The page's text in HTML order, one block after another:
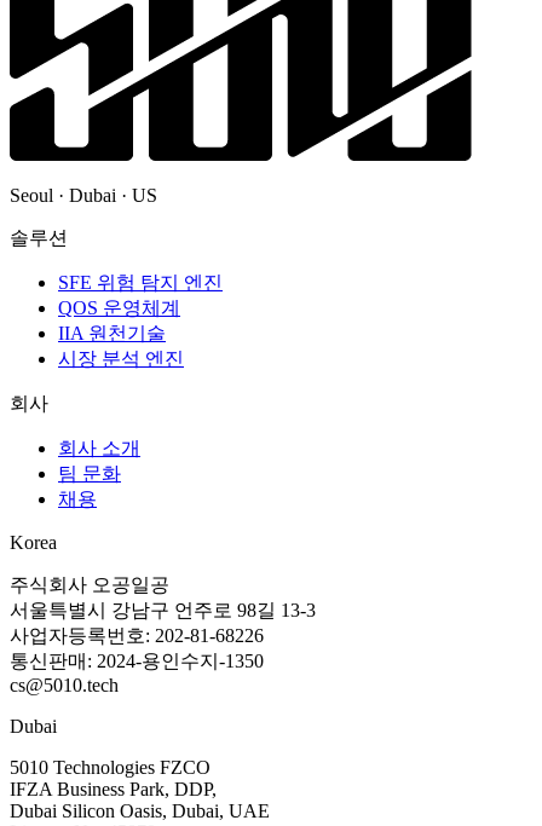
Seoul · Dubai · US
솔루션
SFE 위험 탐지 엔진
QOS 운영체계
IIA 원천기술
시장 분석 엔진
회사
회사 소개
팀 문화
채용
Korea
주식회사 오공일공
서울특별시 강남구 언주로 98길 13-3
사업자등록번호: 202-81-68226
통신판매: 2024-용인수지-1350
cs@5010.tech
Dubai
5010 Technologies FZCO
IFZA Business Park, DDP,
Dubai Silicon Oasis, Dubai, UAE